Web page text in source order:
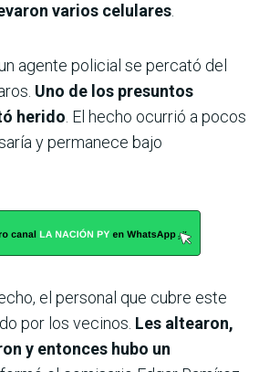
varios celulares.
agente policial se percató del
Uno de los presuntos
herido. El hecho ocurrió a pocos
y permanece bajo
el personal que cubre este
por los vecinos. Les altearon,
y entonces hubo un